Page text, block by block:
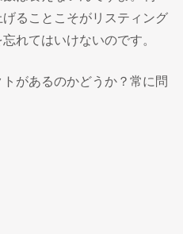
ることこそがリスティング
れてはいけないのです。
があるのかどうか？常に問